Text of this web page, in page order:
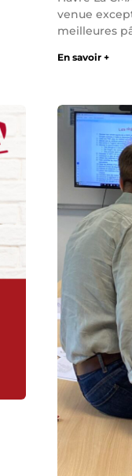
venue
meilleures
En savoir +